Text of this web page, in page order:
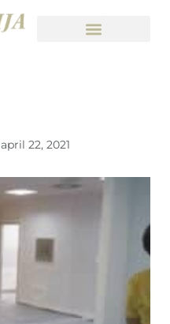
april 22, 2021